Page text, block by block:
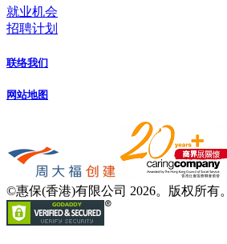
就业机会
招聘计划
联络我们
网站地图
©惠保(香港)有限公司 2026。版权所有。